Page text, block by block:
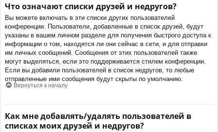
Что означают списки друзей и недругов?
Вы можете включать в эти списки других пользователей
конференции. Пользователи, добавленные в список друзей, будут
указаны в вашем личном разделе для получения быстрого доступа к
информации о том, находятся ли они сейчас в сети, и для отправки
им личных сообщений. Сообщения от этих пользователей также
могут выделяться, если это поддерживается стилем конференции.
Если вы добавили пользователей в список недругов, то любые
отправленные ими сообщения будут скрыты по умолчанию.
Вернуться к началу
Как мне добавлять/удалять пользователей в
списках моих друзей и недругов?